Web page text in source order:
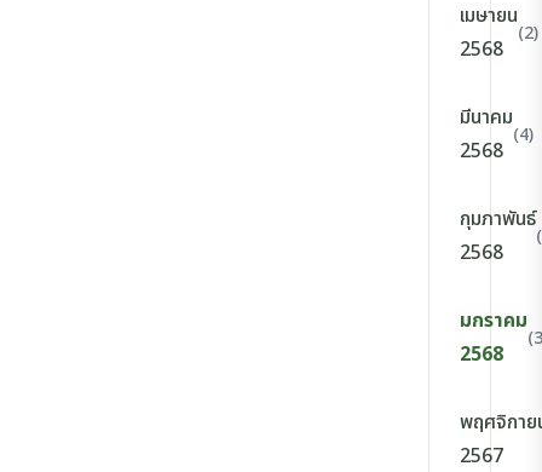
เมษายน
2568
(2)
มีนาคม
2568
(4)
กุมภาพันธ์
2568
มกราคม
2568
พฤศจิกาย
2567